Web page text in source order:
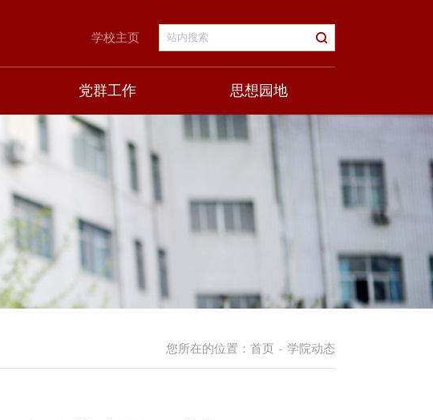
学校主页
党群工作 思想园地
您所在的位置： 首页 - 学院动态